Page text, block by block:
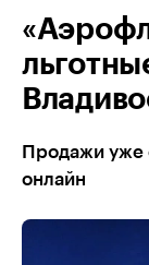
Продажи уже
онлайн